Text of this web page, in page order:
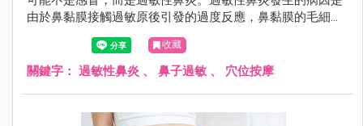
由於鼻黏膜接觸過敏原後引發的過度反應，鼻黏膜的毛細血
管擴張、滲透性增加，導致水腫。
收藏
關鍵字： 過敏性鼻炎 、 鼻子過敏 、 穴位按摩